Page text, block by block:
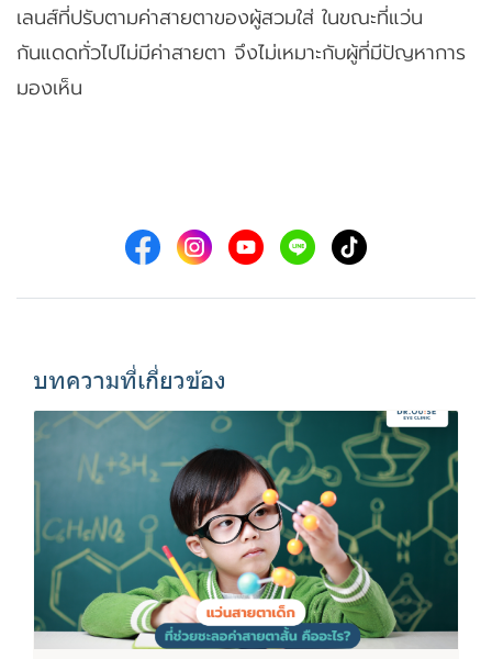
เลนส์ที่ปรับตามค่าสายตาของผู้สวมใส่ ในขณะที่แว่น
กันแดดทั่วไปไม่มีค่าสายตา จึงไม่เหมาะกับผู้ที่มีปัญหาการ
มองเห็น
บทความที่เกี่ยวข้อง